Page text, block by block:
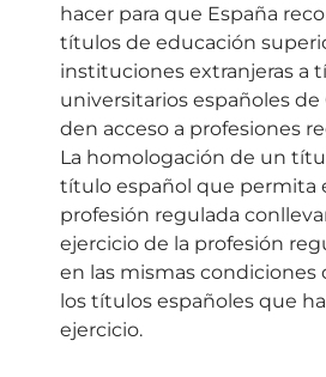
hacer para que España
títulos de educación
instituciones extranjeras a
universitarios españoles de
den acceso a profesiones
La homologación de un
título español que permita
profesión regulada
ejercicio de la profesión
en las mismas condiciones
los títulos españoles que
ejercicio.